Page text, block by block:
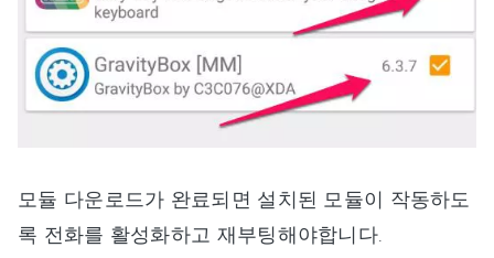
모듈 다운로드가 완료되면 설치된 모듈이 작동하도
록 전화를 활성화하고 재부팅해야합니다.